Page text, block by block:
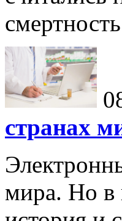
странах
мира. Но в